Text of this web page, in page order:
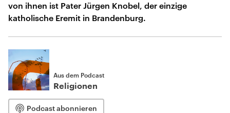
von ihnen ist Pater Jürgen Knobel, der einzige
katholische Eremit in Brandenburg.
Aus dem Podcast
Religionen
Podcast abonnieren